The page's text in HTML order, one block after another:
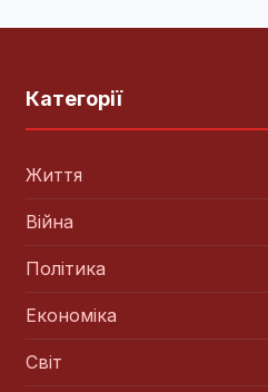
Категорії
Життя
Війна
Політика
Економіка
Світ